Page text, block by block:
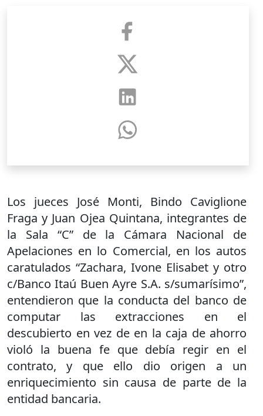
Los jueces José Monti, Bindo Caviglione
Fraga y Juan Ojea Quintana, integrantes de
la Sala “C” de la Cámara Nacional de
Apelaciones en lo Comercial, en los autos
caratulados “Zachara, Ivone Elisabet y otro
c/Banco Itaú Buen Ayre S.A. s/sumarísimo”,
entendieron que la conducta del banco de
computar las extracciones en el
descubierto en vez de en la caja de ahorro
violó la buena fe que debía regir en el
contrato, y que ello dio origen a un
enriquecimiento sin causa de parte de la
entidad bancaria.